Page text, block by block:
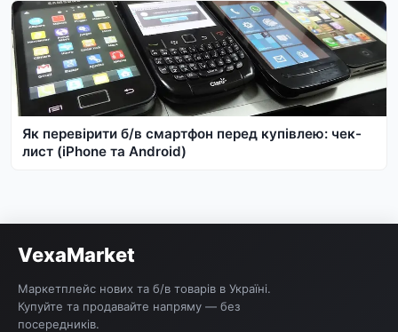
Як перевірити б/в смартфон перед купівлею: чек-
лист (iPhone та Android)
VexaMarket
Маркетплейс нових та б/в товарів в Україні.
Купуйте та продавайте напряму — без
посередників.